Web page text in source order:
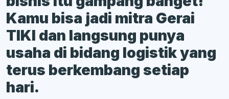
Kamu bisa jadi mitra Gerai
TIKI dan langsung punya
usaha di bidang logistik yang
terus berkembang setiap
hari.